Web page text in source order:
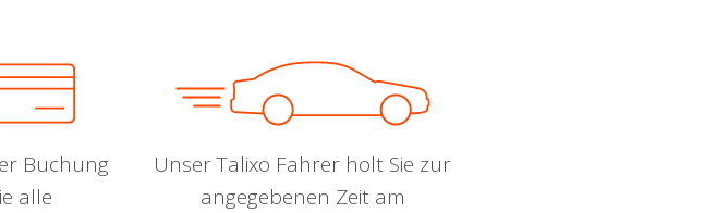
Buchung
alle
Unser Talixo Fahrer holt Sie zur
angegebenen Zeit am